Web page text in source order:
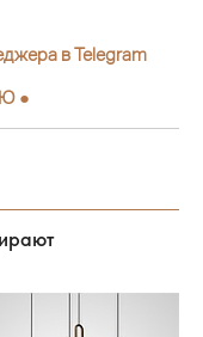
в Telegram
●